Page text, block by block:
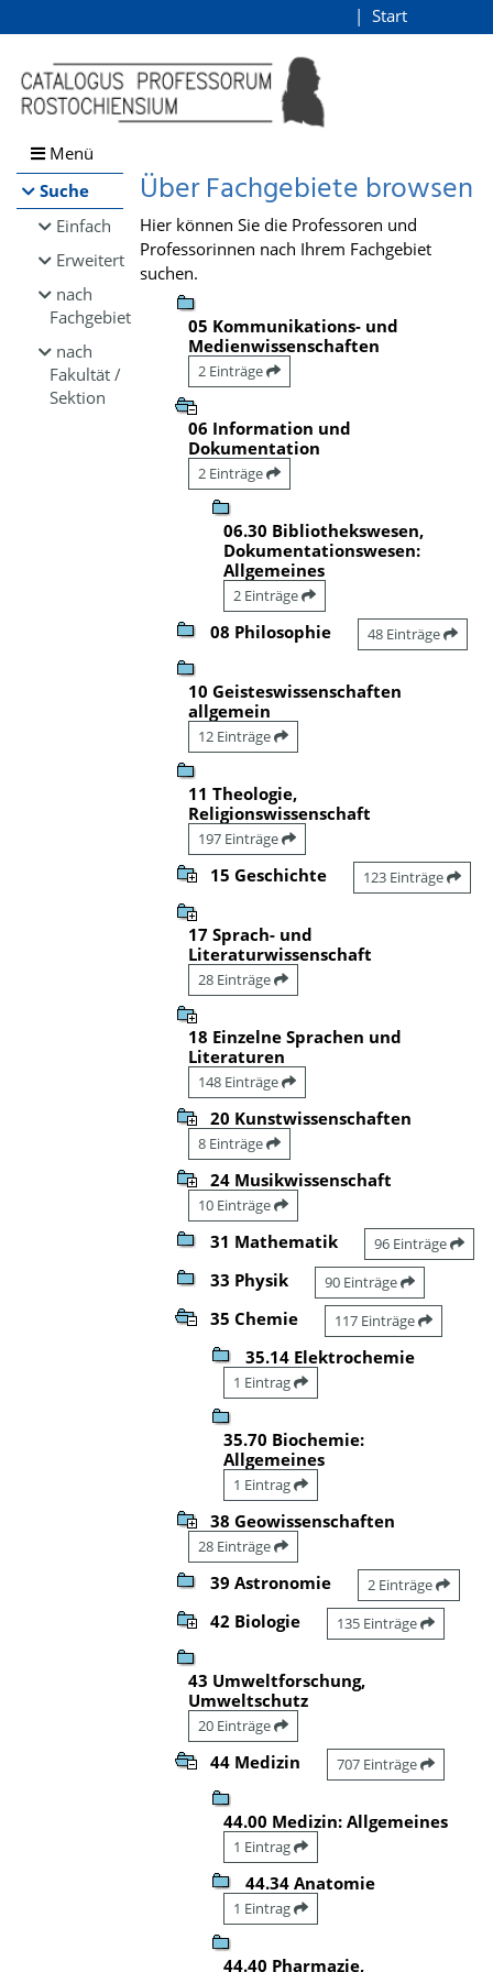
Browsen
direkt zum Inhalt
Start
Menü
Suche
Einfach
Erweitert
nach
Fachgebiet
nach
Fakultät /
Sektion
Über Fachgebiete browsen
Hier können Sie die Professoren und
Professorinnen nach Ihrem Fachgebiet
suchen.
05 Kommunikations- und
Medienwissenschaften
2 Einträge
06 Information und
Dokumentation
2 Einträge
06.30 Bibliothekswesen,
Dokumentationswesen:
Allgemeines
2 Einträge
08 Philosophie 48 Einträge
10 Geisteswissenschaften
allgemein
12 Einträge
11 Theologie,
Religionswissenschaft
197 Einträge
15 Geschichte 123 Einträge
17 Sprach- und
Literaturwissenschaft
28 Einträge
18 Einzelne Sprachen und
Literaturen
148 Einträge
20 Kunstwissenschaften
8 Einträge
24 Musikwissenschaft
10 Einträge
31 Mathematik 96 Einträge
33 Physik 90 Einträge
35 Chemie 117 Einträge
35.14 Elektrochemie
1 Eintrag
35.70 Biochemie:
Allgemeines
1 Eintrag
38 Geowissenschaften
28 Einträge
39 Astronomie 2 Einträge
42 Biologie 135 Einträge
43 Umweltforschung,
Umweltschutz
20 Einträge
44 Medizin 707 Einträge
44.00 Medizin: Allgemeines
1 Eintrag
44.34 Anatomie
1 Eintrag
44.40 Pharmazie,